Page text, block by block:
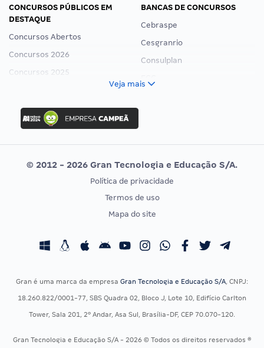
CONCURSOS PÚBLICOS EM
DESTAQUE
Concursos Abertos
Concursos 2026
Concursos 2025
Concurso Ibama
Concurso MPU
Editais publicados
BANCAS DE CONCURSOS
Cebraspe
Cesgranrio
Consulplan
Vunesp
CONCURSOS POR PROFISSÃO
Concursos Fiscais
Residência Multiprofissional
EXAME DE ORDEM
Calendário OAB
Veja mais
© 2012 - 2026 Gran Tecnologia e Educação S/A.
Política de privacidade
Termos de uso
Mapa do site
Gran é uma marca da empresa Gran Tecnologia e Educação S/A, CNPJ:
18.260.822/0001-77, SBS Quadra 02, Bloco J, Lote 10, Edifício Carlton
Tower, Sala 201, 2º Andar, Asa Sul, Brasília-DF, CEP 70.070-120.
Gran Tecnologia e Educação S/A - 2026 © Todos os direitos reservados ®